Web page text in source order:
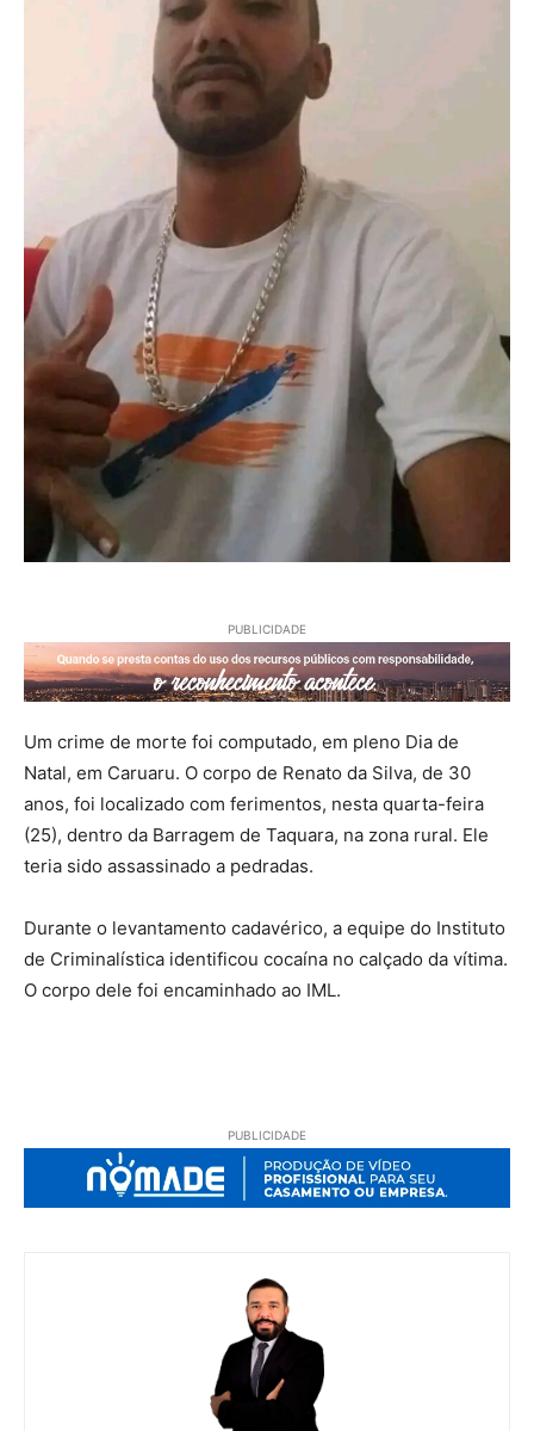
PUBLICIDADE
Um crime de morte foi computado, em pleno Dia de
Natal, em Caruaru. O corpo de Renato da Silva, de 30
anos, foi localizado com ferimentos, nesta quarta-feira
(25), dentro da Barragem de Taquara, na zona rural. Ele
teria sido assassinado a pedradas.
Durante o levantamento cadavérico, a equipe do Instituto
de Criminalística identificou cocaína no calçado da vítima.
O corpo dele foi encaminhado ao IML.
PUBLICIDADE